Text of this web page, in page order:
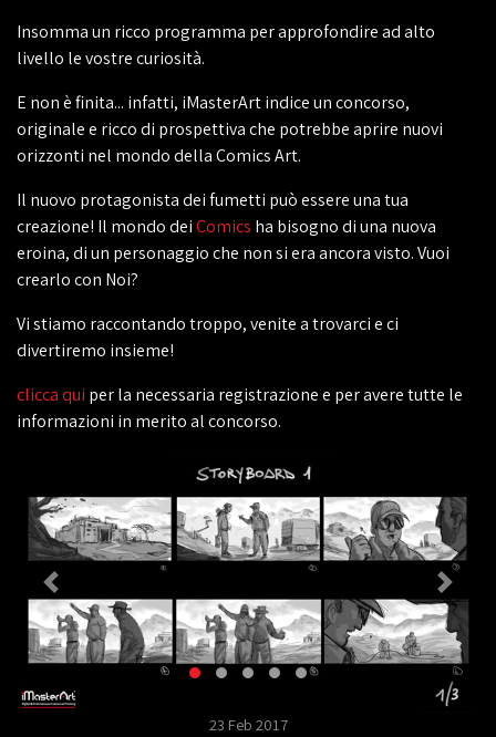
Insomma un ricco programma per approfondire ad alto
livello le vostre curiosità.
E non è finita... infatti, iMasterArt indice un concorso,
originale e ricco di prospettiva che potrebbe aprire nuovi
orizzonti nel mondo della Comics Art.
Il nuovo protagonista dei fumetti può essere una tua
creazione! Il mondo deiComics ha bisogno di una nuova
eroina, di un personaggio che non si era ancora visto. Vuoi
crearlo con Noi?
Vi stiamo raccontando troppo, venite a trovarci e ci
divertiremo insieme!
clicca qui per la necessaria registrazione e per avere tutte le
informazioni in merito al concorso.
23 Feb 2017